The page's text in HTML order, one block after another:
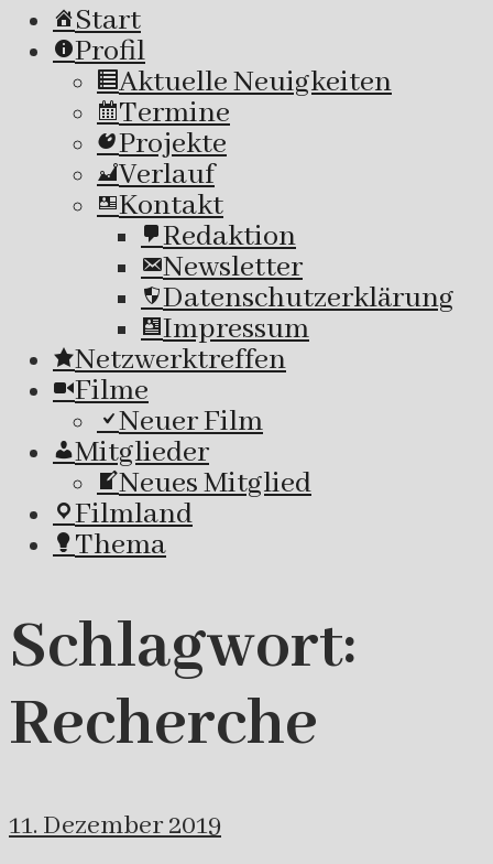
Start
Profil
Aktuelle Neuigkeiten
Termine
Projekte
Verlauf
Kontakt
Redaktion
Newsletter
Datenschutzerklärung
Impressum
Netzwerktreffen
Filme
Neuer Film
Mitglieder
Neues Mitglied
Filmland
Thema
Schlagwort:
Recherche
11. Dezember 2019